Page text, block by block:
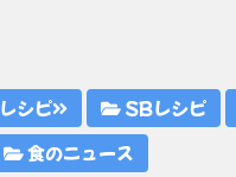
レシピ SBレシピ
食のニュース